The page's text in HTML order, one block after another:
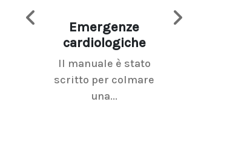
Emergenze
cardiologiche
Il manuale è stato
scritto per colmare
una...